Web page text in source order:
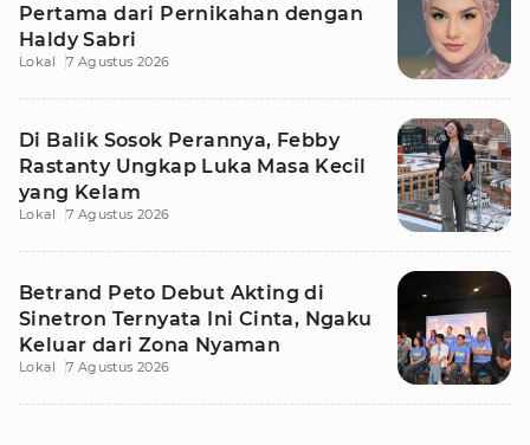
Pertama dari Pernikahan dengan
Haldy Sabri
Lokal 7 Agustus 2026
Di Balik Sosok Perannya, Febby
Rastanty Ungkap Luka Masa Kecil
yang Kelam
Lokal 7 Agustus 2026
Betrand Peto Debut Akting di
Sinetron Ternyata Ini Cinta, Ngaku
Keluar dari Zona Nyaman
Lokal 7 Agustus 2026